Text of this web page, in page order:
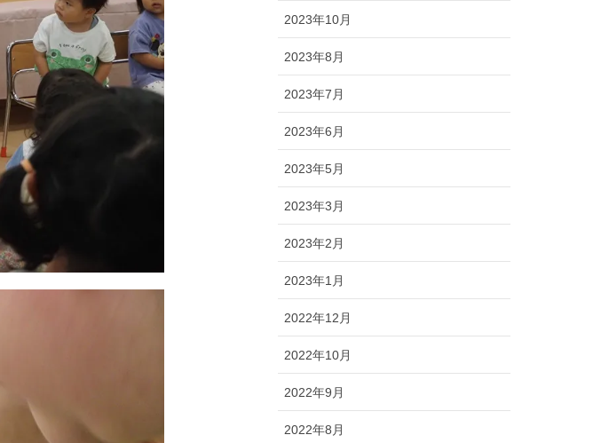
2023年10月
2023年8月
2023年7月
2023年6月
2023年5月
2023年3月
2023年2月
2023年1月
2022年12月
2022年10月
2022年9月
2022年8月